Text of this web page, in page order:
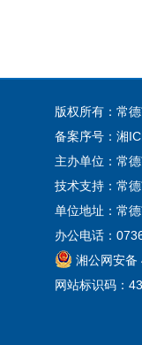
版权所有：常
备案序号： 湘
主办单位：常
技术支持：常
单位地址：常
办公电话：
湘公网安备
网站标识码：